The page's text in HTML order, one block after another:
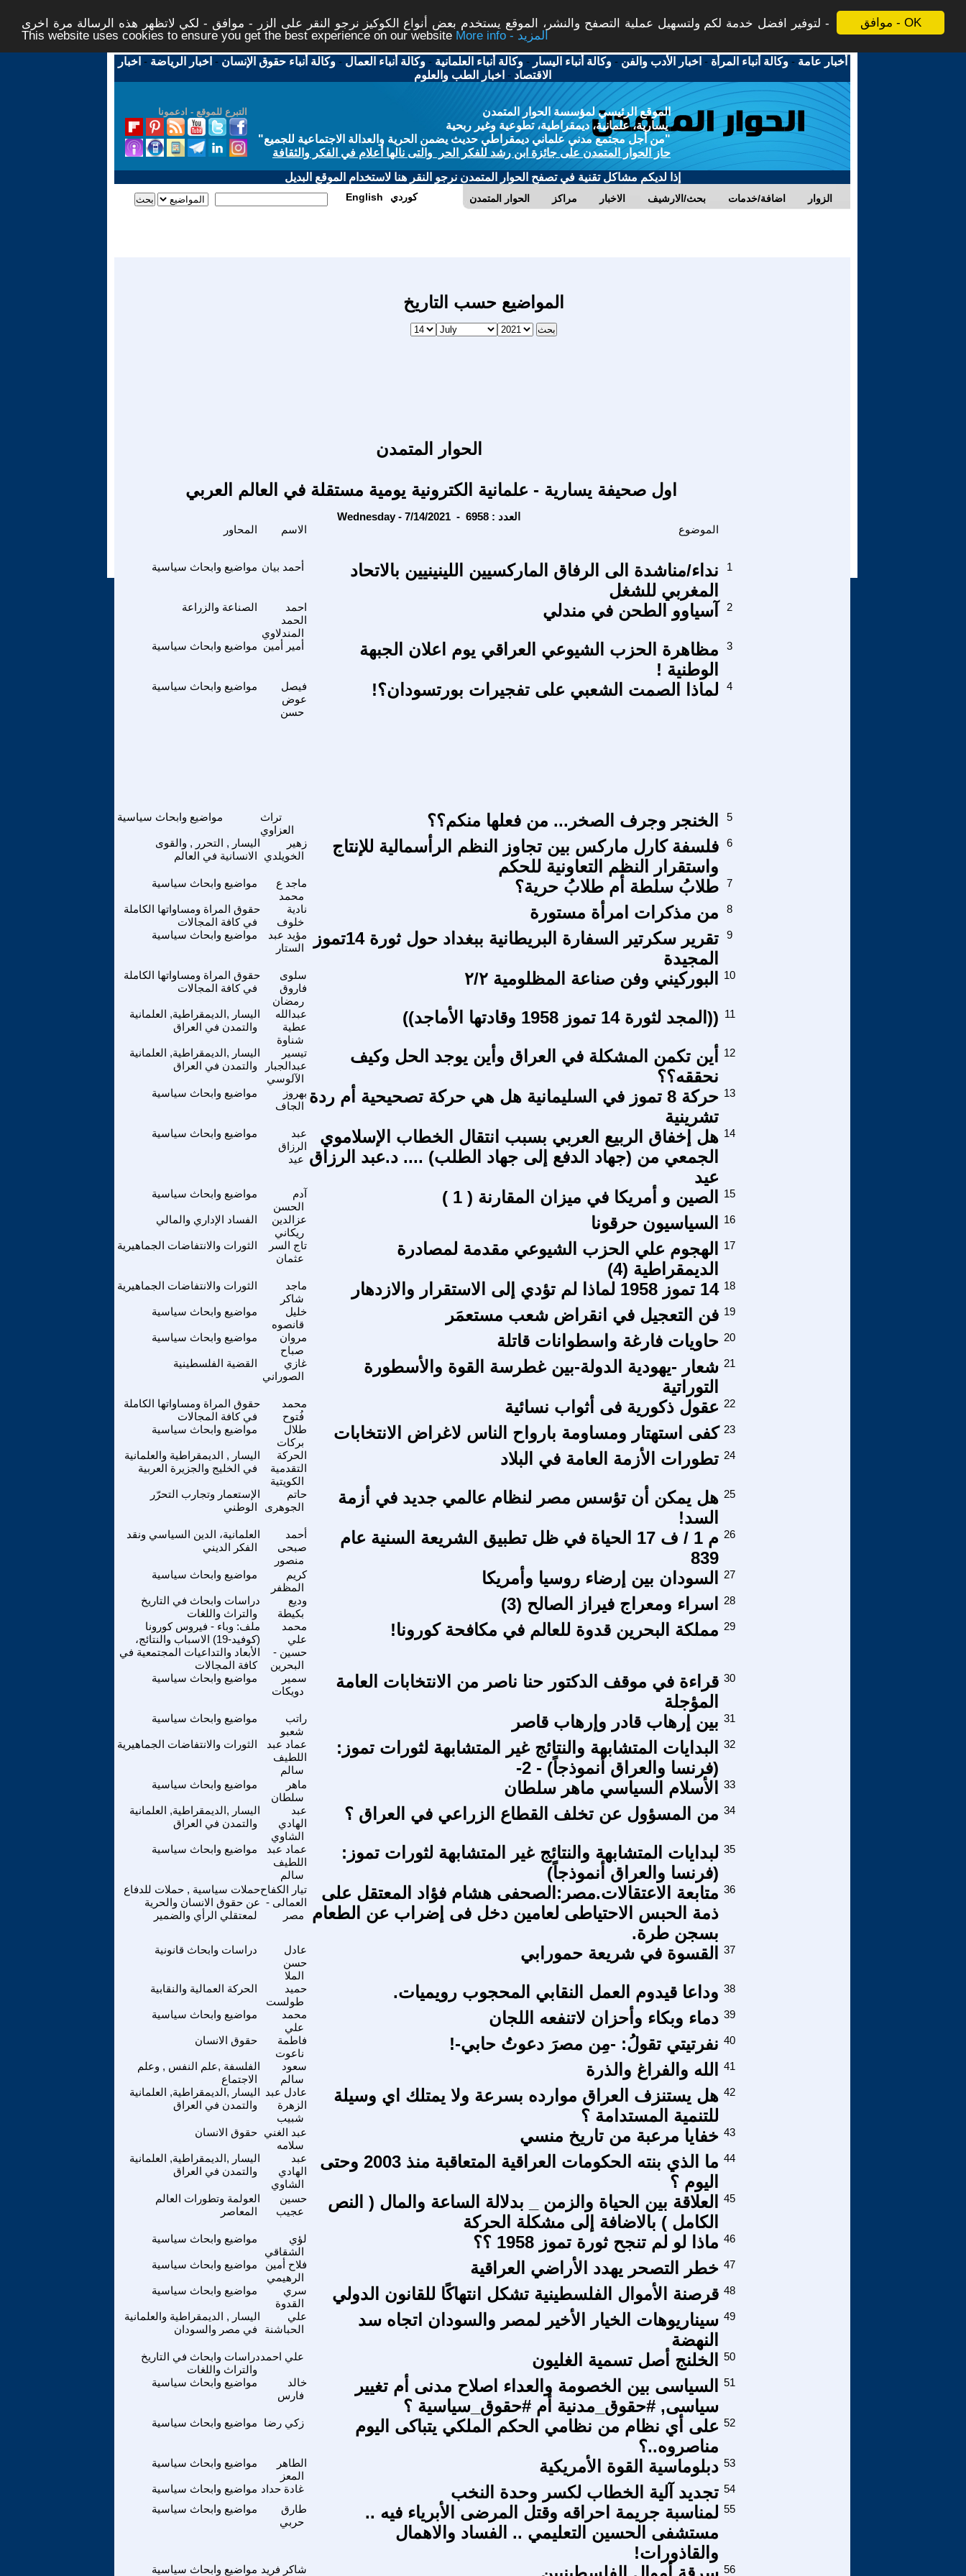
موافق - OK
لتوفير افضل خدمة لكم ولتسهيل عملية التصفح والنشر، الموقع يستخدم بعض أنواع الكوكيز نرجو النقر على الزر - موافق - لكي لاتظهر هذه الرسالة مرة اخرى -
This website uses cookies to ensure you get the best experience on our website
More info - المزيد
أخبار عامة -وكالة أنباء المرأة - اخبار الأدب والفن -وكالة أنباء اليسار -وكالة أنباء العلمانية -وكالة أنباء العمال -وكالة أنباء حقوق الإنسان - اخبار الرياضة - اخبار
الاقتصاد - اخبار الطب والعلوم
التبرع للموقع - ادعمونا
الموقع الرئيسي لمؤسسة الحوار المتمدن
يسارية، علمانية، ديمقراطية، تطوعية وغير ربحية
"من أجل مجتمع مدني علماني ديمقراطي حديث يضمن الحرية والعدالة الاجتماعية للجميع"
حاز الحوار المتمدن على جائزة ابن رشد للفكر الحر والتى نالها أعلام في الفكر والثقافة
إذا لديكم مشاكل تقنية في تصفح الحوار المتمدن نرجو النقر هنا لاستخدام الموقع البديل
الحوار المتمدن مراكز الاخبار بحث/الارشيف اضافة/خدمات الزوار English كوردي
المواضيع حسب التاريخ
الحوار المتمدن
اول صحيفة يسارية - علمانية الكترونية يومية مستقلة في العالم العربي
Wednesday - 7/14/2021 - العدد : 6958
الاسم الموضوع
مواضيع وابحاث سياسية أحمد بيان
نداء/مناشدة الى الرفاق الماركسيين اللينينيين بالاتحاد
المغربي للشغل
1
الصناعة والزراعة
احمد
الحمد
المندلاوي
آسياوو الطحن في مندلي 2
مواضيع وابحاث سياسية أمير أمين
مظاهرة الحزب الشيوعي العراقي يوم اعلان الجبهة
الوطنية !
3
مواضيع وابحاث سياسية
فيصل
عوض
حسن
لماذا الصمت الشعبي على تفجيرات بورتسودان؟! 4
مواضيع وابحاث سياسية
تراث
العزاوي
الخنجر وجرف الصخر... من فعلها منكم؟؟ 5
اليسار , التحرر , والقوى
الانسانية في العالم
زهير
الخويلدي
فلسفة كارل ماركس بين تجاوز النظم الرأسمالية للإنتاج
واستقرار النظم التعاونية للحكم
6
مواضيع وابحاث سياسية
ماجد ع
محمد
طلابُ سلطة أم طلابُ حرية؟ 7
حقوق المراة ومساواتها الكاملة
في كافة المجالات
نادية
خلوف
من مذكرات امرأة مستورة 8
مواضيع وابحاث سياسية
مؤيد عبد
الستار
تقرير سكرتير السفارة البريطانية ببغداد حول ثورة 14تموز
المجيدة
9
حقوق المراة ومساواتها الكاملة
في كافة المجالات
سلوى
فاروق
رمضان
البوركيني وفن صناعة المظلومية ٢/٢ 10
اليسار ,الديمقراطية, العلمانية
والتمدن في العراق
عبدالله
عطية
شناوة
((المجد لثورة 14 تموز 1958 وقادتها الأماجد)) 11
اليسار ,الديمقراطية, العلمانية
والتمدن في العراق
تيسير
عبدالجبار
الآلوسي
أين تكمن المشكلة في العراق وأين يوجد الحل وكيف
نحققه؟؟
12
مواضيع وابحاث سياسية
بهروز
الجاف حركة 8 تموز في السليمانية هل هي حركة تصحيحية أم ردة
تشرينية
13
مواضيع وابحاث سياسية
عبد
الرزاق
عيد
هل إخفاق الربيع العربي بسبب انتقال الخطاب الإسلاموي
الجمعي من (جهاد الدفع إلى جهاد الطلب) .... د.عبد الرزاق
عيد
14
مواضيع وابحاث سياسية
آدم
الحسن
الصين و أمريكا في ميزان المقارنة ( 1 ) 15
الفساد الإداري والمالي
عزالدين
ريكاني
السياسيون حرقونا 16
الثورات والانتفاضات الجماهيرية
تاج السر
عثمان
الهجوم علي الحزب الشيوعي مقدمة لمصادرة
الديمقراطية (4)
17
الثورات والانتفاضات الجماهيرية
ماجد
شاكر
14 تموز 1958 لماذا لم تؤدي إلى الاستقرار والازدهار 18
مواضيع وابحاث سياسية
خليل
قانصوه
فن التعجيل في انقراض شعب مستعمَر 19
مواضيع وابحاث سياسية
مروان
صباح
حاويات فارغة واسطوانات قاتلة 20
القضية الفلسطينية
غازي
الصوراني
شعار -يهودية الدولة-بين غطرسة القوة والأسطورة
التوراتية
21
حقوق المراة ومساواتها الكاملة
في كافة المجالات
محمد
فُتوح
عقول ذكورية فى أثواب نسائية 22
مواضيع وابحاث سياسية
طلال
بركات
كفى استهتار ومساومة بارواح الناس لاغراض الانتخابات 23
اليسار , الديمقراطية والعلمانية
في الخليج والجزيرة العربية
الحركة
التقدمية
الكويتية
تطورات الأزمة العامة في البلاد 24
الإستعمار وتجارب التحرّر
الوطني
حاتم
الجوهرى
هل يمكن أن تؤسس مصر لنظام عالمي جديد في أزمة
السد!
25
العلمانية، الدين السياسي ونقد
الفكر الديني
أحمد
صبحى
منصور
م 1 / ف 17 الحياة في ظل تطبيق الشريعة السنية عام
839
26
مواضيع وابحاث سياسية
كريم
المظفر
السودان بين إرضاء روسيا وأمريكا 27
دراسات وابحاث في التاريخ
والتراث واللغات
وديع
بكيطة
اسراء ومعراج فيراز الصالح (3) 28
ملف: وباء - فيروس كورونا
(كوفيد-19) الاسباب والنتائج،
الأبعاد والتداعيات المجتمعية في
كافة المجالات
محمد
علي
حسين -
البحرين
مملكة البحرين قدوة للعالم في مكافحة كورونا! 29
مواضيع وابحاث سياسية
سمير
دويكات
قراءة في موقف الدكتور حنا ناصر من الانتخابات العامة
المؤجلة
30
مواضيع وابحاث سياسية
راتب
شعبو
بين إرهاب قادر وإرهاب قاصر 31
الثورات والانتفاضات الجماهيرية
عماد عبد
اللطيف
سالم
البدايات المتشابهة والنتائج غير المتشابهة لثورات تموز:
(فرنسا والعراق أنموذجاً) - 2-
32
مواضيع وابحاث سياسية
ماهر
سلطان
الأسلام السياسي ماهر سلطان 33
اليسار ,الديمقراطية, العلمانية
والتمدن في العراق
عبد
الهادي
الشاوي
من المسؤول عن تخلف القطاع الزراعي في العراق ؟ 34
مواضيع وابحاث سياسية
عماد عبد
اللطيف
سالم
لبدايات المتشابهة والنتائج غير المتشابهة لثورات تموز:
(فرنسا والعراق أنموذجاً)
35
حملات سياسية , حملات للدفاع
عن حقوق الانسان والحرية
لمعتقلي الرأي والضمير
تيار الكفاح
العمالى -
مصر
متابعة الاعتقالات.مصر:الصحفى هشام فؤاد المعتقل على
ذمة الحبس الاحتياطى لعامين دخل فى إضراب عن الطعام
بسجن طرة.
36
دراسات وابحاث قانونية
عادل
حسن
الملا
القسوة في شريعة حمورابي 37
الحركة العمالية والنقابية
حميد
طولست
وداعا قيدوم العمل النقابي المحجوب رويميات. 38
مواضيع وابحاث سياسية
محمد
علي
دماء وبكاء وأحزان لاتنفعه اللجان 39
حقوق الانسان
فاطمة
ناعوت
نفرتيتي تقولُ: -مِن مصرَ دعوتُ حابي-! 40
الفلسفة ,علم النفس , وعلم
الاجتماع
سعود
سالم
الله والفراغ والذرة 41
اليسار ,الديمقراطية, العلمانية
والتمدن في العراق
عادل عبد
الزهرة
شبيب
هل يستنزف العراق موارده بسرعة ولا يمتلك اي وسيلة
للتنمية المستدامة ؟
42
حقوق الانسان عبد الغني
سلامه
خفايا مرعبة من تاريخ منسي 43
اليسار ,الديمقراطية, العلمانية
والتمدن في العراق
عبد
الهادي
الشاوي
ما الذي بنته الحكومات العراقية المتعاقبة منذ 2003 وحتى
اليوم ؟
44
العولمة وتطورات العالم
المعاصر
حسين
عجيب
العلاقة بين الحياة والزمن _ بدلالة الساعة والمال ( النص
الكامل ) بالاضافة إلى مشكلة الحركة
45
مواضيع وابحاث سياسية
لؤي
الشقاقي
ماذا لو لم تنجح ثورة تموز 1958 ؟؟ 46
مواضيع وابحاث سياسية
فلاح أمين
الرهيمي
خطر التصحر يهدد الأراضي العراقية 47
مواضيع وابحاث سياسية
سري
القدوة
قرصنة الأموال الفلسطينية تشكل انتهاكًا للقانون الدولي 48
اليسار , الديمقراطية والعلمانية
في مصر والسودان
علي
الحباشنة
سيناريوهات الخيار الأخير لمصر والسودان اتجاه سد
النهضة
49
دراسات وابحاث في التاريخ
والتراث واللغات
علي احمد الخلنج أصل تسمية الغليون 50
مواضيع وابحاث سياسية
خالد
فارس
السياسى بين الخصومة والعداء اصلاح مدنى أم تغيير
سياسى, #حقوق_مدنية أم #حقوق_سياسية ؟
51
مواضيع وابحاث سياسية زكي رضا
على أي نظام من نظامي الحكم الملكي يتباكى اليوم
مناصروه..؟
52
مواضيع وابحاث سياسية
الطاهر
المعز
دبلوماسية القوة الأمريكية 53
مواضيع وابحاث سياسية غادة حداد تجديد آلية الخطاب لكسر وحدة النخب 54
مواضيع وابحاث سياسية
طارق
حربي
لمناسبة جريمة احراقه وقتل المرضى الأبرياء فيه ..
مستشفى الحسين التعليمي .. الفساد والاهمال
والقاذورات!
55
مواضيع وابحاث سياسية شاكر فريد 56